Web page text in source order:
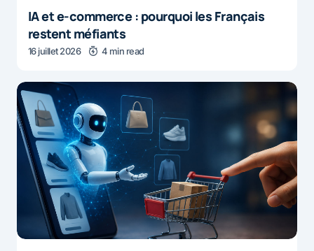
IA et e-commerce : pourquoi les Français
restent méfiants
16 juillet 2026 4 min read